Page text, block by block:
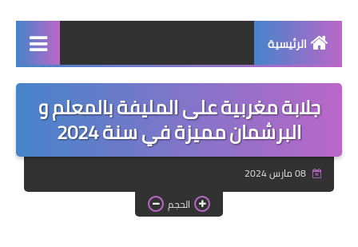
الرئيسية
صحة وجمال
نصائح ومعلومات
الخياطة التقليدية
دروس الراندة للمبتدئات
اللباس التقليدي
جلابة مغربية على المليفة بالمعلم و
البرشمان مميزة في سنة 2024
08 مارس 2024
الحجم